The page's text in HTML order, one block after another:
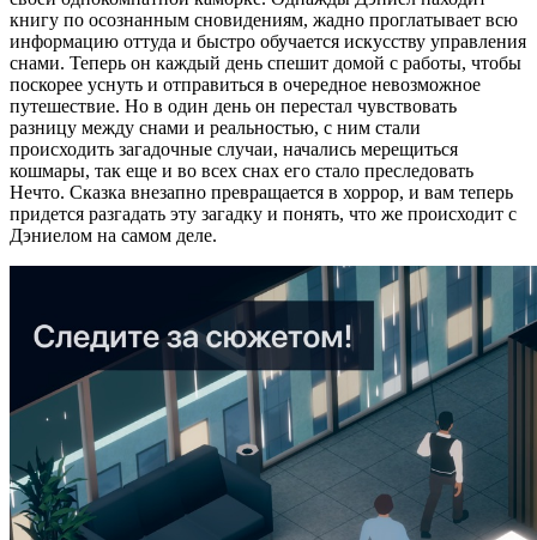
книгу по осознанным сновидениям, жадно проглатывает всю
информацию оттуда и быстро обучается искусству управления
снами. Теперь он каждый день спешит домой с работы, чтобы
поскорее уснуть и отправиться в очередное невозможное
путешествие. Но в один день он перестал чувствовать
разницу между снами и реальностью, с ним стали
происходить загадочные случаи, начались мерещиться
кошмары, так еще и во всех снах его стало преследовать
Нечто. Сказка внезапно превращается в хоррор, и вам теперь
придется разгадать эту загадку и понять, что же происходит с
Дэниелом на самом деле.